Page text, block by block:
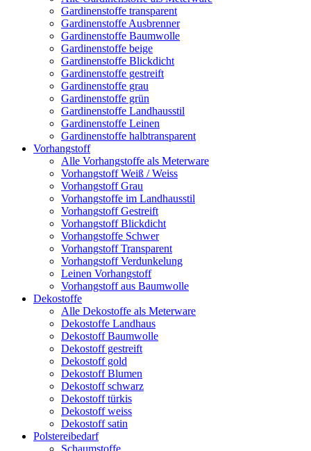
Gardinenstoffe transparent
Gardinenstoffe Ausbrenner
Gardinenstoffe Baumwolle
Gardinenstoffe beige
Gardinenstoffe Blickdicht
Gardinenstoffe gestreift
Gardinenstoffe grau
Gardinenstoffe grün
Gardinenstoffe Landhausstil
Gardinenstoffe Leinen
Gardinenstoffe halbtransparent
Vorhangstoff
Alle Vorhangstoffe als Meterware
Vorhangstoff Weiß / Weiss
Vorhangstoff Grau
Vorhangstoffe im Landhausstil
Vorhangstoff Gestreift
Vorhangstoff Blickdicht
Vorhangstoffe Schwer
Vorhangstoff Transparent
Vorhangstoff Verdunkelung
Leinen Vorhangstoff
Vorhangstoff aus Baumwolle
Dekostoffe
Alle Dekostoffe als Meterware
Dekostoffe Landhaus
Dekostoff Baumwolle
Dekostoff gestreift
Dekostoff gold
Dekostoff Blumen
Dekostoff schwarz
Dekostoff türkis
Dekostoff weiss
Dekostoff satin
Polstereibedarf